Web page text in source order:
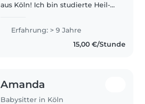
aus Köln! Ich bin studierte Heil-
einem Frühförderzentrum. Dort
arbeite ich unter anderem mit
neurodivergenten Kindern
Erfahrung: > 9 Jahre
15,00 €/Stunde
Amanda
Babysitter in Köln